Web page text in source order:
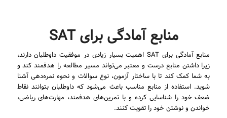
منابع آمادگی برای SAT
منابع آمادگی برای SAT اهمیت بسیار زیادی در موفقیت داوطلبان دارند،
زیرا داشتن منابع درست و معتبر می‌تواند مسیر مطالعه را هدفمند کند و
به شما کمک کند تا با ساختار آزمون، نوع سوالات و نحوه نمره‌دهی آشنا
شوید. استفاده از منابع مناسب باعث می‌شود که داوطلبان بتوانند نقاط
ضعف خود را شناسایی کرده و با تمرین‌های هدفمند، مهارت‌های ریاضی،
خواندن و نوشتن خود را تقویت کنند.